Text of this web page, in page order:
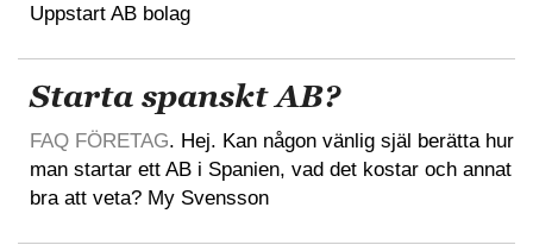
Uppstart AB bolag
Starta spanskt AB?
FAQ FÖRETAG. Hej. Kan någon vänlig själ berätta hur
man startar ett AB i Spanien, vad det kostar och annat
bra att veta? My Svensson